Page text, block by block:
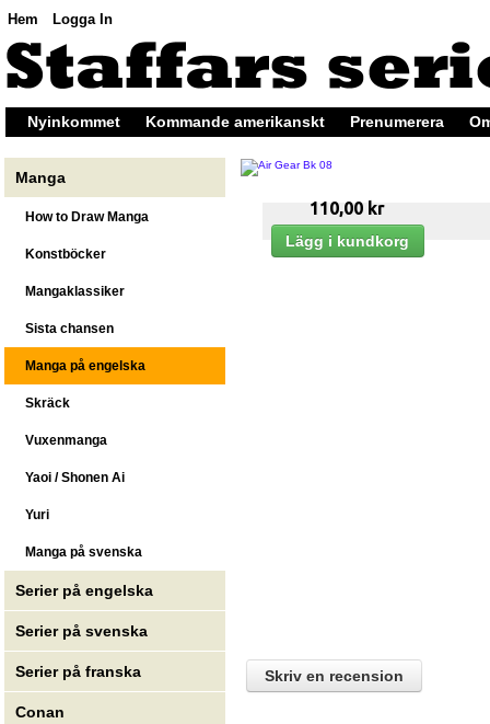
Hem Logga In
Nyinkommet Kommande amerikanskt Prenumerera
Manga
How to Draw Manga
Konstböcker
Mangaklassiker
Sista chansen
Manga på engelska
Skräck
Vuxenmanga
Yaoi / Shonen Ai
Yuri
Manga på svenska
Serier på engelska
Serier på svenska
Serier på franska
Conan
110,00 kr
Skriv en recension